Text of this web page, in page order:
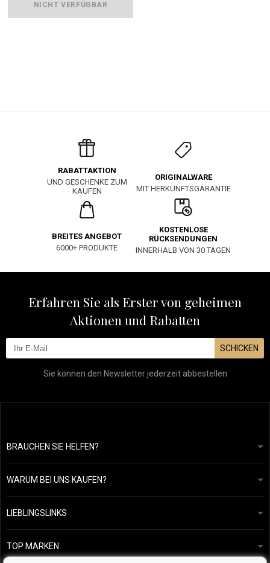
NICHT VERFÜGBAR
RABATTAKTION
UND GESCHENKE ZUM
KAUFEN
ORIGINALWARE
MIT HERKUNFTSGARANTIE
BREITES ANGEBOT
6000+ PRODUKTE
KOSTENLOSE
RÜCKSENDUNGEN
INNERHALB VON 30 TAGEN
Erfahren Sie als Erster von geheimen
Aktionen und Rabatten
SCHICKEN
Sie können den Newsletter jederzeit abbestellen
BRAUCHEN SIE HELFEN?
info@mapeja.de
Wir werden innerhalb von 24 Stunden antworten.
WARUM BEI UNS KAUFEN?
Allgemeine geschäftsbedingungen
Datenschutzerklärung
Übersicht über Zahlungen und Versand
Rückgabe von Waren
LIEBLINGSLINKS
Unsere Geschichte
Kostenlose Produktproben
TOP MARKEN
Kérastase